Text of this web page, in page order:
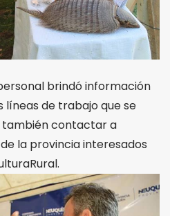
brindó información
de trabajo que se
también contactar a
la provincia interesados